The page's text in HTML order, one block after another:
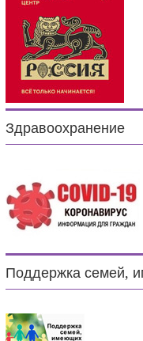
Здравоохранение
Поддержка семей,